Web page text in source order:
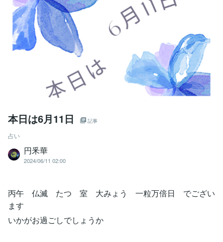
本日は6月11日 記事
占い
円釆華
2024/06/11 02:00
丙午 仏滅 たつ 室 大みょう 一粒万倍日 でござい
ます
いかがお過ごしでしょうか